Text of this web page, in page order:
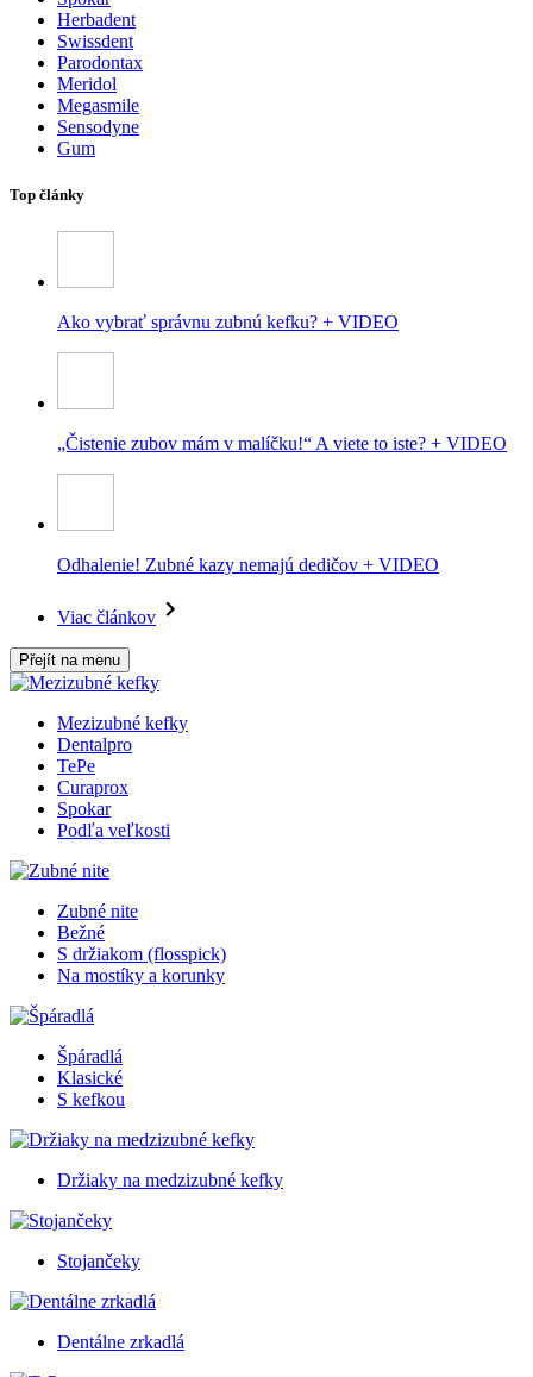
Herbadent
Swissdent
Parodontax
Meridol
Megasmile
Sensodyne
Gum
Top články
Ako vybrať správnu zubnú kefku? + VIDEO
„Čistenie zubov mám v malíčku!“ A viete to iste? + VIDEO
Odhalenie! Zubné kazy nemajú dedičov + VIDEO
Viac článkov
Přejít na menu
Mezizubné kefky
Dentalpro
TePe
Curaprox
Spokar
Podľa veľkosti
Zubné nite
Bežné
S držiakom (flosspick)
Na mostíky a korunky
Špáradlá
Klasické
S kefkou
Držiaky na medzizubné kefky
Stojančeky
Dentálne zrkadlá